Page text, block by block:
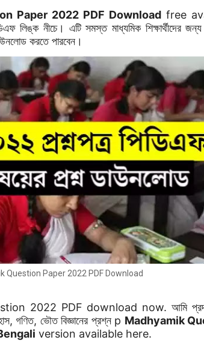
Paper 2022 PDF Download free
লিঙ্ক নীচে। এটি সমস্ত মাধ্যমিক শিক্ষার্থীদের
করতে পারবেন।
Question Paper 2022 PDF Download
2022 PDF download now. আমি
গণিত, ভৌত বিজ্ঞানের প্রশ্ন p Madhyamik
version available here.